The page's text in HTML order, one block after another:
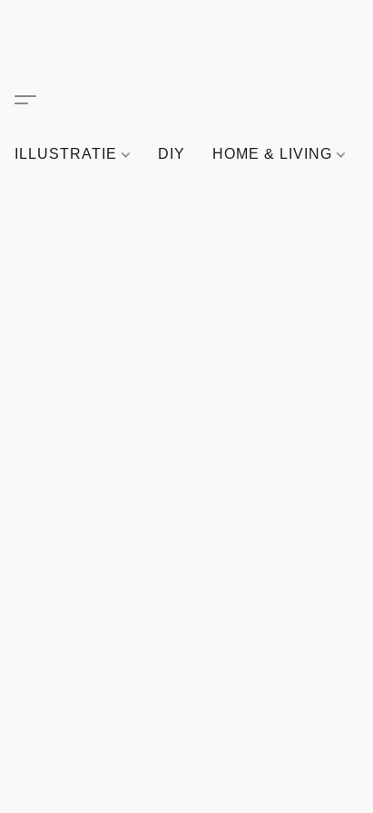
ILLUSTRATIE DIY HOME & LIVING